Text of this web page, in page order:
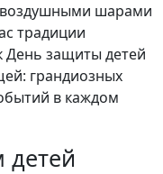
воздушными шарами
традиции
День защиты детей
грандиозных
в каждом